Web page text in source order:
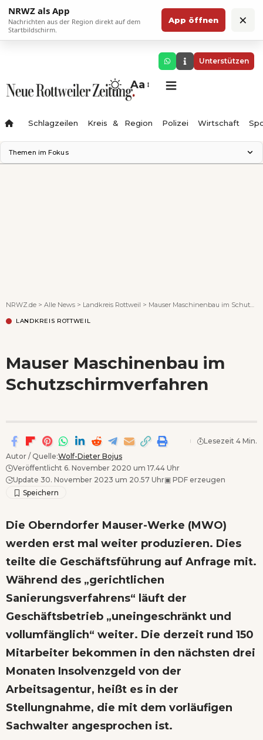
NRWZ als App
Nachrichten aus der Region direkt auf dem
Startbildschirm.
App öffnen ×
Unterstützen
Aa
Schlagzeilen Kreis & Region Polizei Wirtschaft
Themen im Fokus
NRWZ.de > Alle News > Landkreis Rottweil > Mauser Maschinenbau im Schutzschirmverfahren
LANDKREIS ROTTWEIL
Mauser Maschinenbau im
Schutzschirmverfahren
Autor / Quelle:Wolf-Dieter Bojus
Veröffentlicht 6. November 2020 um 17.44 Uhr
Update 30. November 2023 um 20.57 Uhr▣ PDF erzeugen
Lesezeit 4 Min.
Die Oberndorfer Mauser-Werke (MWO)
werden erst mal weiter produzieren. Dies
teilte die Geschäftsführung auf Anfrage mit.
Während des „gerichtlichen
Sanierungsverfahrens“ läuft der
Geschäftsbetrieb „uneingeschränkt und
vollumfänglich“ weiter. Die derzeit rund 150
Mitarbeiter bekommen in den nächsten drei
Monaten Insolvenzgeld von der
Arbeitsagentur, heißt es in der
Stellungnahme, die mit dem vorläufigen
Sachwalter angesprochen ist.